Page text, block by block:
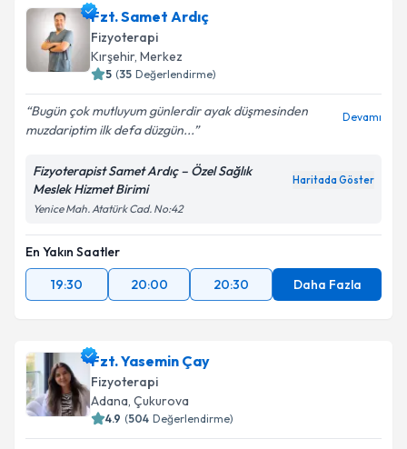
Fzt. Samet Ardıç
Fizyoterapi
Kırşehir, Merkez
5 (35 Değerlendirme)
Bugün çok mutluyum günlerdir ayak düşmesinden
muzdariptim ilk defa düzgün...
Devamı
Fizyoterapist Samet Ardıç – Özel Sağlık
Meslek Hizmet Birimi
Haritada Göster
Yenice Mah. Atatürk Cad. No:42
En Yakın Saatler
19:30
20:00 20:30 Daha Fazla
Fzt. Yasemin Çay
Fizyoterapi
Adana, Çukurova
4.9 (504 Değerlendirme)